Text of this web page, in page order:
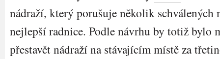
nádraží, který porušuje několik schválených
nejlepší radnice. Podle návrhu by totiž bylo
přestavět nádraží na stávajícím místě za